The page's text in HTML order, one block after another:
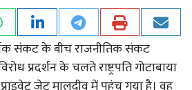
संकट के बीच राजनीतिक संकट
प्रदर्शन के चलते राष्ट्रपति गोटाबाया